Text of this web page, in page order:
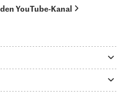
YouTube-Kanal